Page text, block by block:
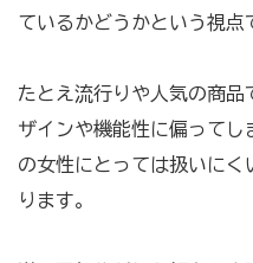
ているかどうかという視点
たとえ流行りや人気の商
ザインや機能性に偏って
の女性にとっては扱いに
ります。